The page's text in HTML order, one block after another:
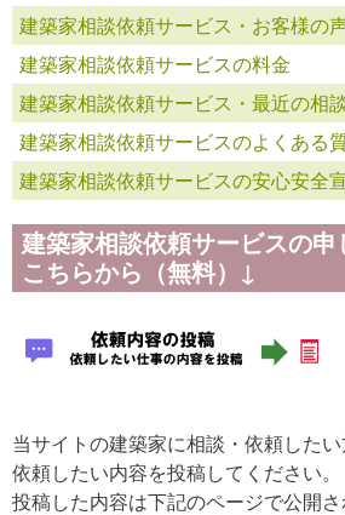
建築家相談依頼サービス・お客様の
建築家相談依頼サービスの料金
建築家相談依頼サービス・最近の相
建築家相談依頼サービスのよくある
建築家相談依頼サービスの安心安全
建築家相談依頼サービスの
こちらから（無料）↓
当サイトの建築家に相談・依頼した
依頼したい内容を投稿してください。
投稿した内容は下記のページで公開